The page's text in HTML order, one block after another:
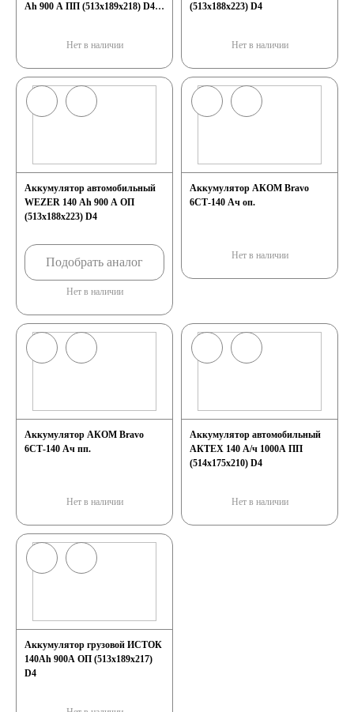
Ah 900 A ПП (513х189х218) D4
Нет в наличии
(513x188x223) D4
Нет в наличии
Аккумулятор автомобильный
WEZER 140 Ah 900 A ОП
(513x188x223) D4
Подобрать аналог
Нет в наличии
Аккумулятор АКОМ Bravo
6СТ-140 Ач оп.
Нет в наличии
Аккумулятор АКОМ Bravo
6СТ-140 Ач пп.
Нет в наличии
Аккумулятор автомобильный
АКТЕХ 140 А/ч 1000А ПП
(514х175х210) D4
Нет в наличии
Аккумулятор грузовой ИСТОК
140Ah 900A ОП (513х189х217)
D4